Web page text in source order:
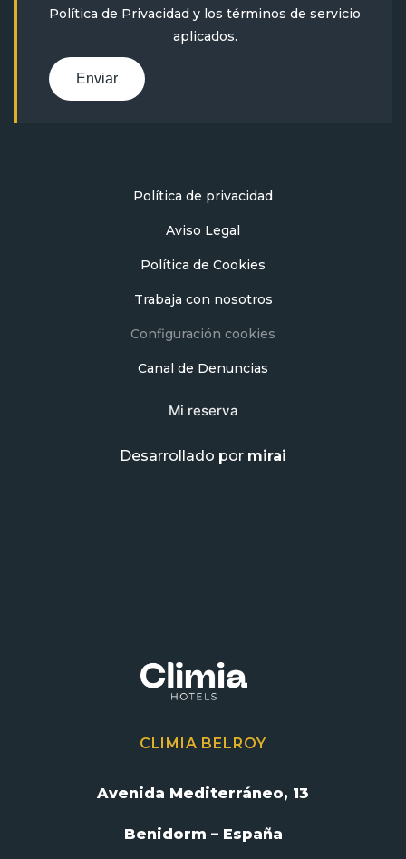
Política de Privacidad y los términos de servicio
aplicados.
Enviar
Política de privacidad
Aviso Legal
Política de Cookies
Trabaja con nosotros
Configuración cookies
Canal de Denuncias
Mi reserva
Desarrollado por mirai
CLIMIA BELROY
Avenida Mediterráneo, 13
Benidorm – España